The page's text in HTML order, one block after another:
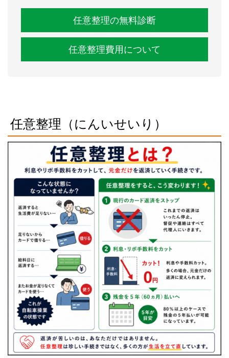
任意整理の無料診断
任意整理費用について
任意整理（にんいせいり）